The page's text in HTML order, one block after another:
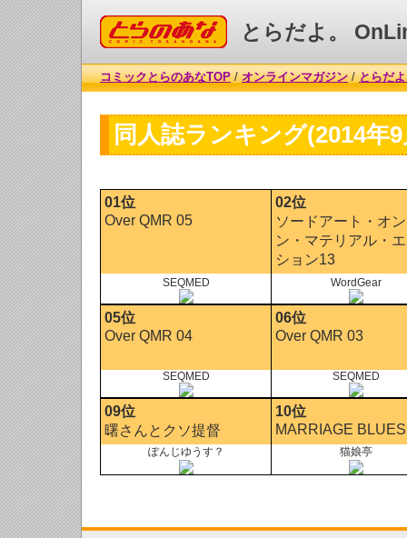
コミックとらのあな とらだよ。
コミックとらのあなTOP/オンラインマガジン/とらだ
同人誌ランキング(2014年
01位
Over QMR 05
02位
ソードアート・オ
ン・マテリアル・
ション13
SEQMED WordGear
05位
Over QMR 04
06位
Over QMR 03
SEQMED SEQMED
09位
曙さんとクソ提督
10位
MARRIAGE BLUES
ぽんじゆうす？ 猫娘亭